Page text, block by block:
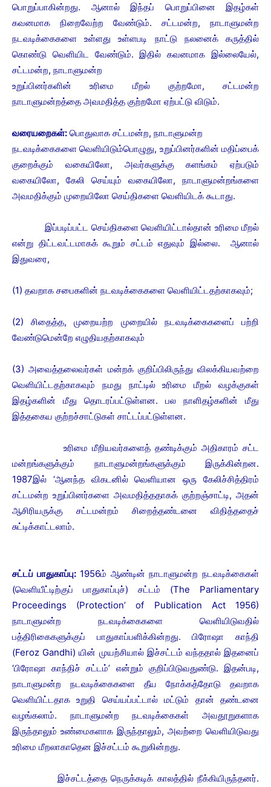
பொறுப்பாகின்றது. ஆனால் இந்தப் பொறுப்பினை இதழ்கள்
கவனமாக நிறைவேற்ற வேண்டும். சட்டமன்ற, நாடாளுமன்ற
நடவடிக்கைகளை உள்ளது உள்ளபடி நாட்டு நலனைக் கருத்தில்
கொண்டு வெளியிட வேண்டும். இதில் கவனமாக இல்லையேல்,
சட்டமன்ற, நாடாளுமன்ற
உறுப்பினர்களின் உரிமை மீறல் குற்றமோ, சட்டமன்ற
நாடாளுமன்றத்தை அவமதித்த குற்றமோ ஏற்பட்டு விடும்.
வரையறைகள்: பொதுவாக சட்டமன்ற, நாடாளுமன்ற
நடவடிக்கைகளை வெளியிடும்பொழுது, உறுப்பினர்களின் மதிப்பைக்
குறைக்கும் வகையிலோ, அவர்களுக்கு களங்கம் ஏற்படும்
வகையிலோ, கேலி செய்யும் வகையிலோ, நாடாளுமன்றங்களை
அவமதிக்கும் முறையிலோ செய்திகளை வெளியிடக் கூடாது.
இப்படிப்பட்ட செய்திகளை வெளியிட்டால்தான் உரிமை மீறல்
என்று திட்டவட்டமாகக் கூறும் சட்டம் எதுவும் இல்லை. ஆனால்
இதுவரை,
(1) தவறாக சபைகளின் நடவடிக்கைகளை வெளியிட்டதற்காகவும்;
(2) சிதைத்த, முறையற்ற முறையில் நடவடிக்கைகளைப் பற்றி
வேண்டுமென்றே எழுதியதற்காகவும்
(3) அவைத்தலைவர்கள் மன்றக் குறிப்பிலிருந்து விலக்கியவற்றை
வெளியிட்டதற்காகவும் நமது நாட்டில் உரிமை மீறல் வழக்குகள்
இதழ்களின் மீது தொடரப்பட்டுள்ளன. பல நாளிதழ்களின் மீது
இத்தகைய குற்றச்சாட்டுகள் சாட்டப்பட்டுள்ளன.
உரிமை மீறியவர்களைத் தண்டிக்கும் அதிகாரம் சட்ட
மன்றங்களுக்கும் நாடாளுமன்றங்களுக்கும் இருக்கின்றன.
1987இல் ‘ஆனந்த விகடனில் வெளியான ஒரு கேலிச்சித்திரம்
சட்டமன்ற உறுப்பினர்களை அவமதித்ததாகக் குற்றஞ்சாட்டி, அதன்
ஆசிரியருக்கு சட்டமன்றம் சிறைத்தண்டனை விதித்ததைச்
சுட்டிக்காட்டலாம்.
சட்டப் பாதுகாப்பு:1956ம் ஆண்டின் நாடாளுமன்ற நடவடிக்கைகள்
(வெளியீட்டிற்குப் பாதுகாப்புச்) சட்டம் (The Parliamentary
Proceedings (Protection’ of Publication Act 1956)
நாடாளுமன்ற நடவடிக்கைகளை வெளியிடுவதில்
பத்திரிகைகளுக்குப் பாதுகாப்பளிக்கின்றது. பிரோஷா காந்தி
(Feroz Gandhi) யின் முயற்சியால் இச்சட்டம் வந்ததால் இதனைப்
‘பிரோஷா காந்திச் சட்டம்’ என்றும் குறிப்பிடுவதுண்டு. இதன்படி,
நாடாளுமன்ற நடவடிக்கைகளை தீய நோக்கத்தோடு தவறாக
வெளியிட்டதாக உறுதி செய்யப்பட்டால் மட்டும் தான் தண்டனை
வழங்கலாம். நாடாளுமன்ற நடவடிக்கைகள் அவதூறுகளாக
இருந்தாலும் உண்மைகளாக இருந்தாலும், அவற்றை வெளியிடுவது
உரிமை மீறலாகாதென இச்சட்டம் கூறுகின்றது.
இச்சட்டத்தை நெருக்கடிக் காலத்தில் நீக்கியிருந்தனர்.